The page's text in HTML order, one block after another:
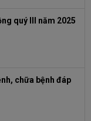
quý III năm 2025
chữa bệnh đáp